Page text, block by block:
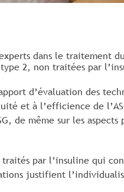
dans le traitement
2, non traitées par
d’évaluation des
et à l’efficience de
même sur les aspects
par l’insuline qui
justifient